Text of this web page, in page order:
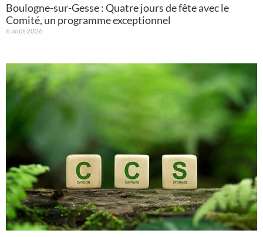
Boulogne-sur-Gesse : Quatre jours de fête avec le
Comité, un programme exceptionnel
6 août 2026